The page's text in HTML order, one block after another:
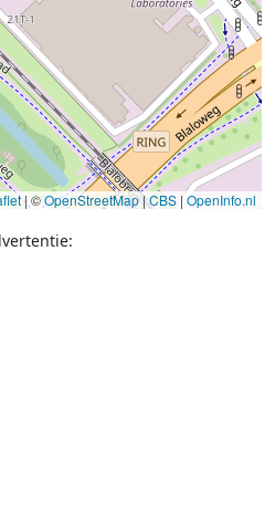
| ©OpenStreetMap|CBS | OpenInfo.nl